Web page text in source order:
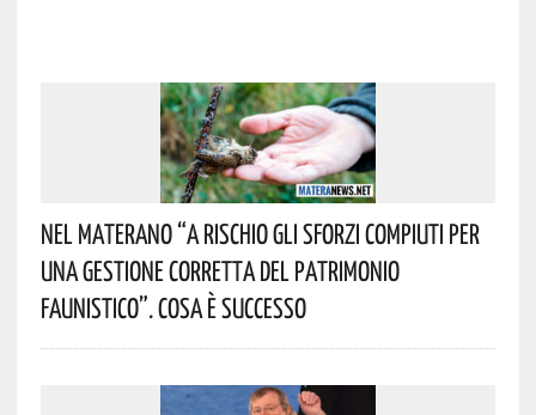
Nel Materano “a Rischio Gli Sforzi Compiuti Per
Una Gestione Corretta Del Patrimonio
Faunistico”. Cosa È Successo